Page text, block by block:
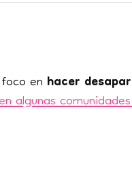
enhacer
algunas